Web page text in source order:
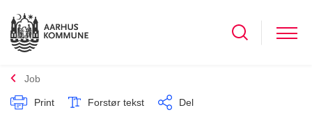
Job
Print Forstør tekst Del